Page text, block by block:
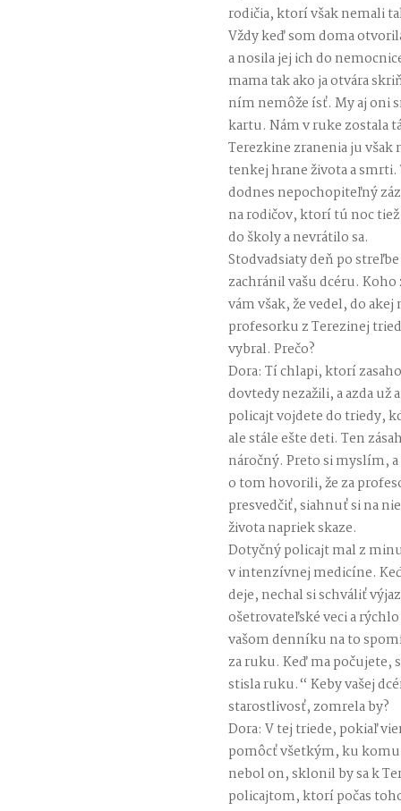
rodičia, ktorí však nemali
Vždy keď som doma
a nosila jej ich do
mama tak ako ja otvára
ním nemôže ísť. My aj oni
kartu. Nám v ruke zostala
Terezkine zranenia ju však
tenkej hrane života a smrti.
dodnes nepochopiteľný
na rodičov, ktorí tú noc
do školy a nevrátilo sa.
Stodvadsiaty deň po
zachránil vašu dcéru.
vám však, že vedel, do
profesorku z Terezinej
vybral. Prečo?
Dora: Tí chlapi, ktorí
dovtedy nezažili, a azda už
policajt vojdete do triedy,
ale stále ešte deti. Ten
náročný. Preto si myslím,
o tom hovorili, že za
presvedčiť, siahnuť si na
života napriek skaze.
Dotyčný policajt mal z
v intenzívnej medicíne.
deje, nechal si schváliť
ošetrovateľské veci a
vašom denníku na to
za ruku. Keď ma počujete,
stisla ruku.“ Keby vašej
starostlivosť, zomrela by?
Dora: V tej triede, pokiaľ
pomôcť všetkým, ku komu
nebol on, sklonil by sa k
policajtom, ktorí počas